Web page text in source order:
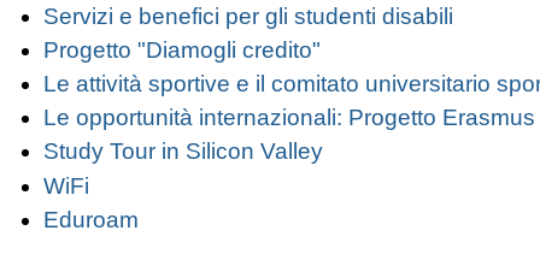
Servizi e benefici per gli studenti disabili
Progetto "Diamogli credito"
Le attività sportive e il comitato universitario
Le opportunità internazionali: Progetto Erasmus
Study Tour in Silicon Valley
WiFi
Eduroam